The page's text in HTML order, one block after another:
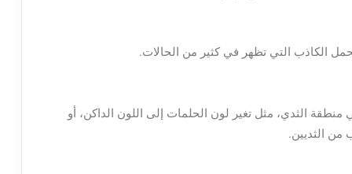
الكاذب التي تظهر في كثير من الحالات.
الثدي، مثل تغير لون الحلمات إلى اللون الداكن، أو
الثديين.